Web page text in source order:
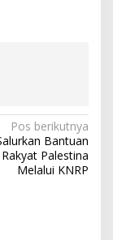
Pos berikutnya
Bantuan
Palestina
Melalui KNRP